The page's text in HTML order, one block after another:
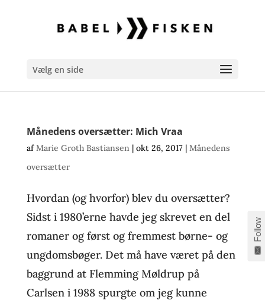
Vælg en side
Månedens oversætter: Mich Vraa
afMarie Groth Bastiansen| okt 26, 2017| Månedens
oversætter
Hvordan (og hvorfor) blev du oversætter?
Sidst i 1980’erne havde jeg skrevet en del
romaner og først og fremmest børne- og
ungdomsbøger. Det må have været på den
baggrund at Flemming Møldrup på
Carlsen i 1988 spurgte om jeg kunne
Follow